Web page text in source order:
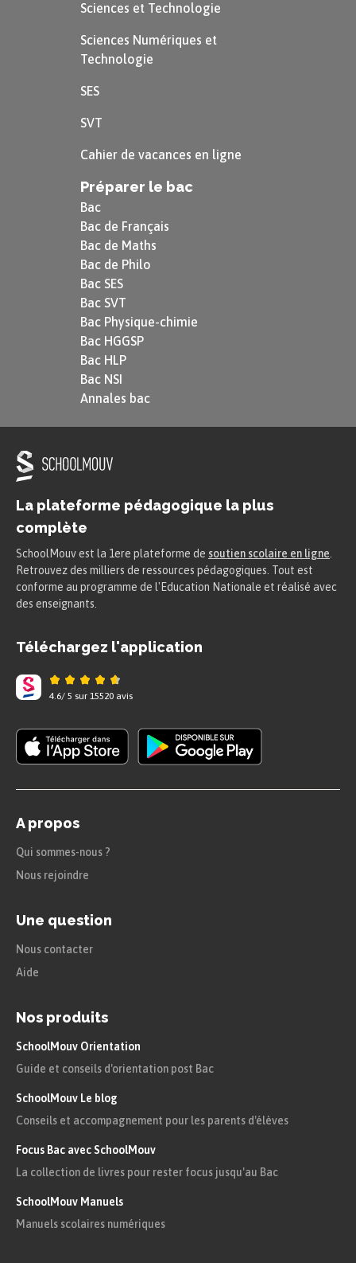
Sciences et Technologie
Sciences Numériques et
Technologie
SES
SVT
Cahier de vacances en ligne
Préparer le bac
Bac
Bac de Français
Bac de Maths
Bac de Philo
Bac SES
Bac SVT
Bac Physique-chimie
Bac HGGSP
Bac HLP
Bac NSI
Annales bac
La plateforme pédagogique la plus
complète
SchoolMouv est la 1ere plateforme de soutien scolaire en ligne
Retrouvez des milliers de ressources pédagogiques. Tout est
conforme au programme de l'Education Nationale et réalisé avec
des enseignants.
Téléchargez l'application
4.6/ 5 sur 15520 avis
A propos
Qui sommes-nous ?
Nous rejoindre
Une question
Nous contacter
Aide
Nos produits
SchoolMouv Orientation
Guide et conseils d'orientation post Bac
SchoolMouv Le blog
Conseils et accompagnement pour les parents d'élèves
Focus Bac avec SchoolMouv
La collection de livres pour rester focus jusqu'au Bac
SchoolMouv Manuels
Manuels scolaires numériques